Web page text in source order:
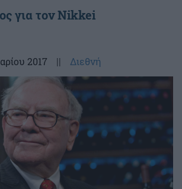
για τον Nikkei
2017 || Διεθνή